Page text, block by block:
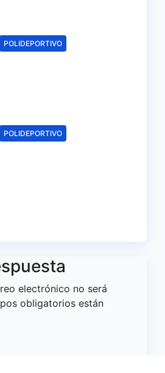
POLIDEPORTIVO
POLIDEPORTIVO
electrónico no será
obligatorios están